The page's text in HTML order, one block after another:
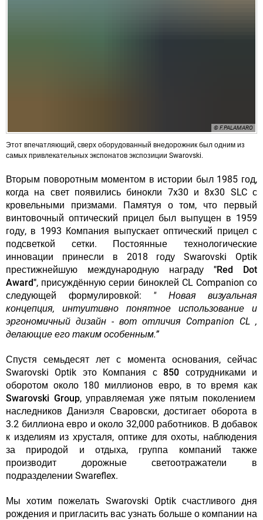
© F.PALAMARO
Этот впечатляющий, сверх оборудованный внедорожник был одним из
самых привлекательных экспонатов экспозиции Swarovski.
Вторым поворотным моментом в истории был 1985 год,
когда на свет появились бинокли 7x30 и 8x30 SLC с
кровельными призмами. Памятуя о том, что первый
винтовочный оптический прицел был выпущен в 1959
году, в 1993 Компания выпускает оптический прицел с
подсветкой сетки. Постоянные технологические
инновации принесли в 2018 году Swarovski Optik
престижнейшую международную награду "Red Dot
Award", присуждённую серии биноклей CL Companion со
следующей формулировкой: " Новая визуальная
концепция, интуитивно понятное использование и
эргономичный дизайн - вот отличия Companion CL ,
делающие его таким особенным.”
Спустя семьдесят лет с момента основания, сейчас
Swarovski Optik это Компания с 850 сотрудниками и
оборотом около 180 миллионов евро, в то время как
Swarovski Group, управляемая уже пятым поколением
наследников Даниэля Сваровски, достигает оборота в
3.2 биллиона евро и около 32,000 работников. В добавок
к изделиям из хрусталя, оптике для охоты, наблюдения
за природой и отдыха, группа компаний также
производит дорожные светоотражатели в
подразделении Swareflex.
Мы хотим пожелать Swarovski Optik счастливого дня
рождения и пригласить вас узнать больше о компании на